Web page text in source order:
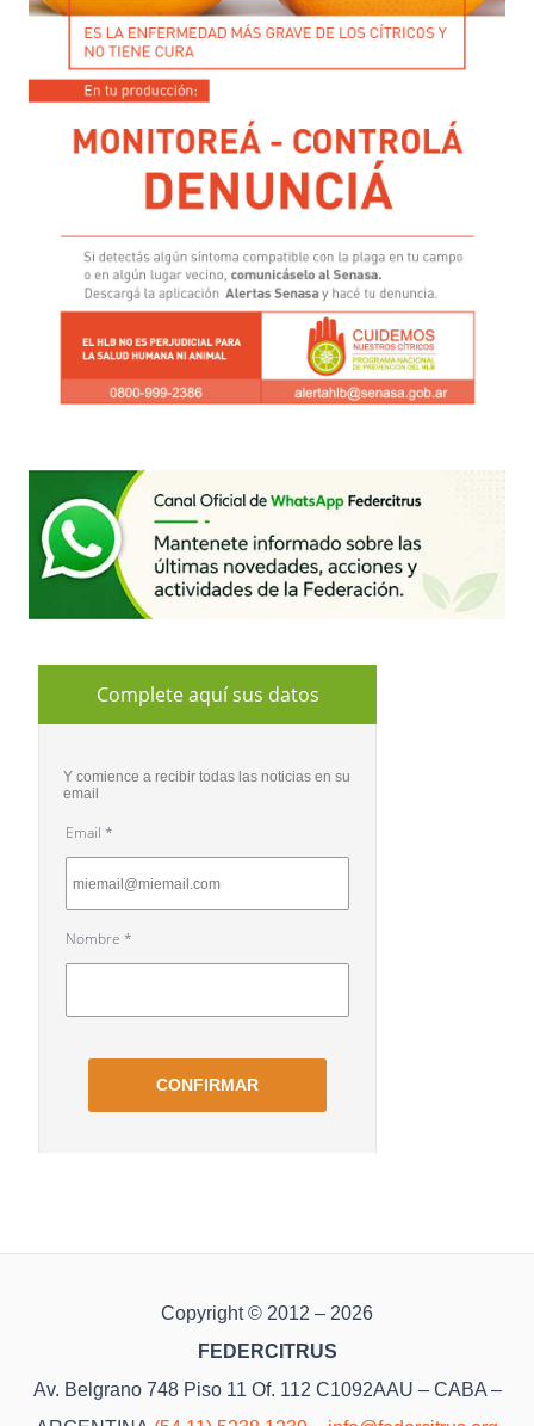
Copyright © 2012 – 2026
FEDERCITRUS
Av. Belgrano 748 Piso 11 Of. 112 C1092AAU – CABA –